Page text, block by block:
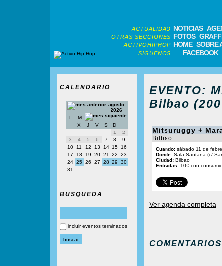
ACTUALIDAD NOTICIAS
OTRAS SECCIONES FOTOS
ACTIVOHIPHOP HOME SOBRE
SIGUENOS FACEBOOK
CALENDARIO
agosto
2026
L
M
X
J V S
D
1
2
3
4 5 6 7 8
9
10
11 12 13 14 15
16
17
18 19 20 21 22
23
24 25 26 27 28 29
30
31
BUSQUEDA
incluir eventos terminados
EVENTO:
Bilbao
Mitsuruggy +
Bilbao
Cuando:sábado 11 de
Donde:Sala Santana (c/
Ciudad:Bilbao
Entradas: 10€ con
Ver agenda completa
COMENTARIOS